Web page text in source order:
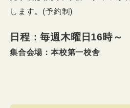
します。(予約制)
日程：毎週木曜日16時～
集合会場：本校第一校舎